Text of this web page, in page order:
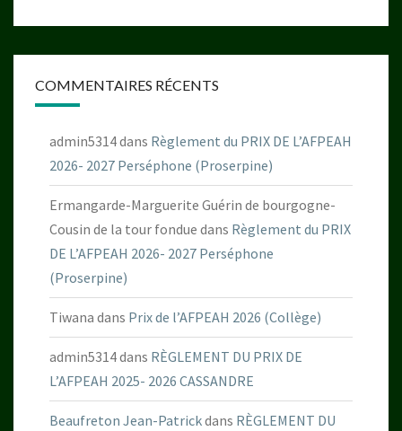
COMMENTAIRES RÉCENTS
admin5314dans Règlement du PRIX DE L’AFPEAH
2026- 2027 Perséphone (Proserpine)
Ermangarde-Marguerite Guérin de bourgogne-
Cousin de la tour fondue dans Règlement du PRIX
DE L’AFPEAH 2026- 2027 Perséphone
(Proserpine)
Tiwana dans Prix de l’AFPEAH 2026 (Collège)
admin5314dans RÈGLEMENT DU PRIX DE
L’AFPEAH 2025- 2026 CASSANDRE
Beaufreton Jean-Patrickdans RÈGLEMENT DU